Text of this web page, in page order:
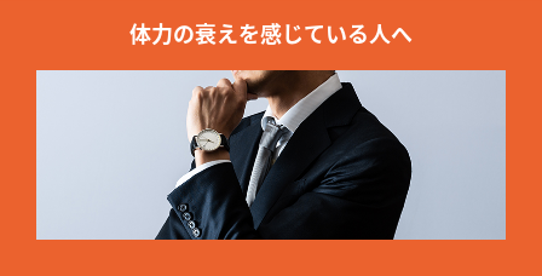
体力の衰えを感じている人へ